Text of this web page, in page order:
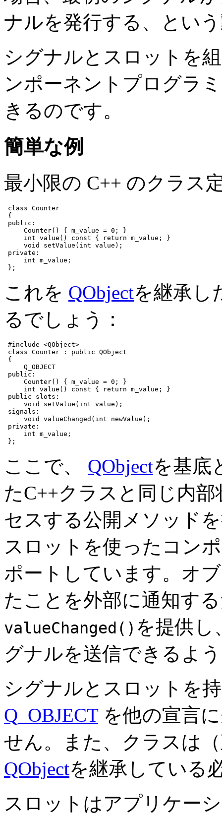
ナルを発行する、とい
シグナルとスロットを
ンポーネントプログラ
きるのです。
簡単な例
最小限の C++ のクラス
class Counter
{
public:
     Counter() { m_value = 0; }
     int value() const { return m_value; }
     void setValue(int value);
private:
     int m_value;
};
これを QObjectを継承し
るでしょう：
#include <QObject>
class Counter : public QObject
{
     Q_OBJECT
public:
     Counter() { m_value = 0; }
     int value() const { return m_value; }
public slots:
     void setValue(int value);
signals:
     void valueChanged(int newValue);
private:
     int m_value;
};
ここで、 QObjectを基底
たC++クラスと同じ内
セスする公開メソッド
スロットを使ったコン
ポートしています。オ
たことを外部に通知す
valueChanged() を提供し
グナルを送信できるよ
シグナルとスロットを
Q_OBJECT を他の宣言
せん。また、クラスは
QObjectを継承している
スロットはアプリケー